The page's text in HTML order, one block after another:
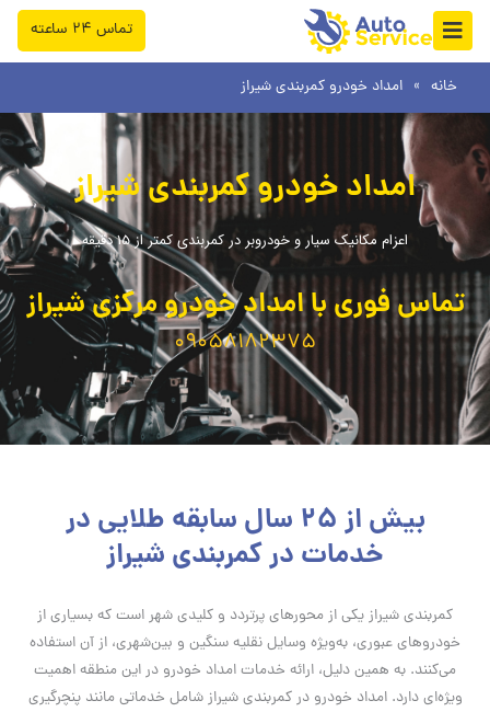
رفتن
محتوا
تماس ۲۴ ساعته
خانه » امداد خودرو کمربندی شیراز
امداد خودرو کمربندی شیراز
اعزام مکانیک سیار و خودروبر در کمربندی کمتر از 15 دقیقه
تماس فوری با امداد خودرو مرکزی شیراز
09058182375
بیش از 25 سال سابقه طلایی در
خدمات در کمربندی شیراز
کمربندی شیراز یکی از محورهای پرتردد و کلیدی شهر است که بسیاری از
خودروهای عبوری، به‌ویژه وسایل نقلیه سنگین و بین‌شهری، از آن استفاده
می‌کنند. به همین دلیل، ارائه خدمات امداد خودرو در این منطقه اهمیت
ویژه‌ای دارد. امداد خودرو در کمربندی شیراز شامل خدماتی مانند پنچرگیری